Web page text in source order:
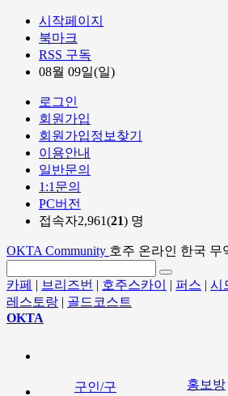
시작페이지
북마크
RSS 구독
08월 09일(일)
로그인
회원가입
회원가입정보찾기
이용안내
일반문의
1:1문의
PC버전
접속자2,961(21) 명
OKTA Community 호주 온라인 한국 무
카페 | 브리즈번 | 호주스카이 | 퍼스 | 시
레스토랑 | 골드코스트
OKTA
구인/구
홍보방